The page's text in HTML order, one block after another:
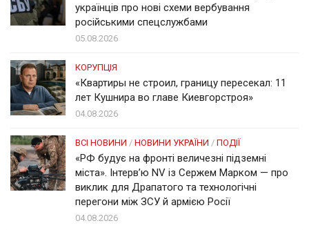
українців про нові схеми вербування
російськими спецслужбами
05.08.2026
КОРУПЦІЯ
«Квартиры не строил, границу пересекал: 11
лет Кушнира во главе Киевгорстроя»
04.08.2026
ВСІ НОВИНИ / НОВИНИ УКРАЇНИ / ПОДІЇ
«РФ будує на фронті величезні підземні
міста». Інтерв’ю NV із Сержем Марком — про
виклик для Драпатого та технологічні
перегони між ЗСУ й армією Росії
04.08.2026